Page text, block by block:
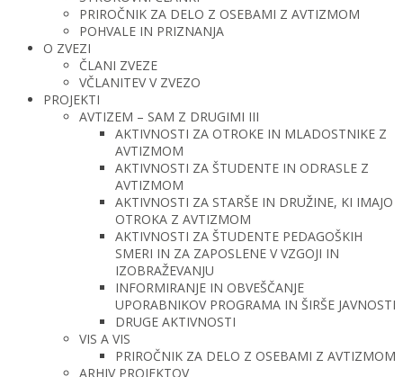
PRIROČNIK ZA DELO Z OSEBAMI Z AVTIZMOM
POHVALE IN PRIZNANJA
O ZVEZI
ČLANI ZVEZE
VČLANITEV V ZVEZO
PROJEKTI
AVTIZEM – SAM Z DRUGIMI III
AKTIVNOSTI ZA OTROKE IN MLADOSTNIKE Z
AVTIZMOM
AKTIVNOSTI ZA ŠTUDENTE IN ODRASLE Z
AVTIZMOM
AKTIVNOSTI ZA STARŠE IN DRUŽINE, KI IMAJO
OTROKA Z AVTIZMOM
AKTIVNOSTI ZA ŠTUDENTE PEDAGOŠKIH
SMERI IN ZA ZAPOSLENE V VZGOJI IN
IZOBRAŽEVANJU
INFORMIRANJE IN OBVEŠČANJE
UPORABNIKOV PROGRAMA IN ŠIRŠE JAVNOSTI
DRUGE AKTIVNOSTI
VIS A VIS
PRIROČNIK ZA DELO Z OSEBAMI Z AVTIZMOM
ARHIV PROJEKTOV